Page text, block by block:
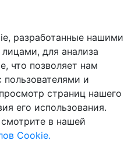
разработанные нашими
для анализа
что позволяет нам
пользователями и
страниц нашего
его использования.
в нашей
Cookie.